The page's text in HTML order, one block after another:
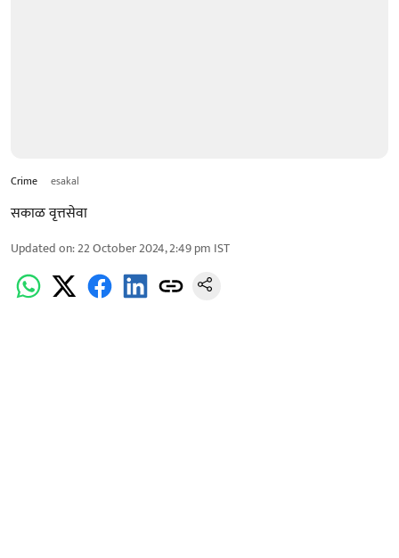
Crime esakal
सकाळ वृत्तसेवा
Updated on:22 October 2024, 2:49 pm IST